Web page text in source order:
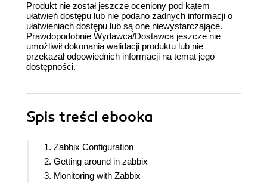
Produkt nie został jeszcze oceniony pod kątem
ułatwień dostępu lub nie podano żadnych informacji o
ułatwieniach dostępu lub są one niewystarczające.
Prawdopodobnie Wydawca/Dostawca jeszcze nie
umożliwił dokonania walidacji produktu lub nie
przekazał odpowiednich informacji na temat jego
dostępności.
Spis treści ebooka
1. Zabbix Configuration
2. Getting around in zabbix
3. Monitoring with Zabbix